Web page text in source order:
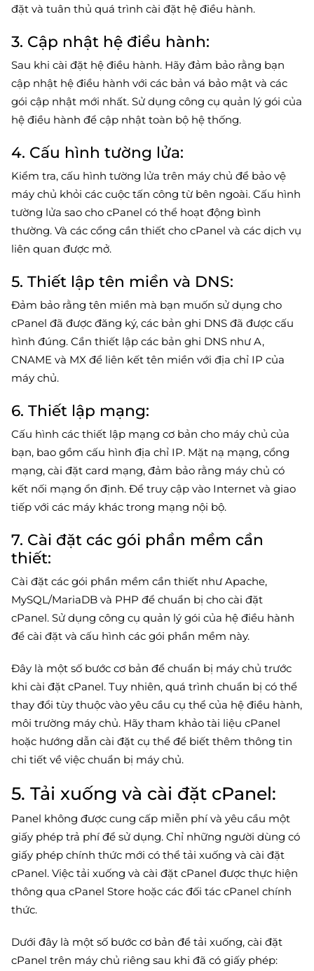
đặt và tuân thủ quá trình cài đặt hệ điều hành.
3. Cập nhật hệ điều hành:
Sau khi cài đặt hệ điều hành. Hãy đảm bảo rằng bạn
cập nhật hệ điều hành với các bản vá bảo mật và các
gói cập nhật mới nhất. Sử dụng công cụ quản lý gói của
hệ điều hành để cập nhật toàn bộ hệ thống.
4. Cấu hình tường lửa:
Kiểm tra, cấu hình tường lửa trên máy chủ để bảo vệ
máy chủ khỏi các cuộc tấn công từ bên ngoài. Cấu hình
tường lửa sao cho cPanel có thể hoạt động bình
thường. Và các cổng cần thiết cho cPanel và các dịch vụ
liên quan được mở.
5. Thiết lập tên miền và DNS:
Đảm bảo rằng tên miền mà bạn muốn sử dụng cho
cPanel đã được đăng ký, các bản ghi DNS đã được cấu
hình đúng. Cần thiết lập các bản ghi DNS như A,
CNAME và MX để liên kết tên miền với địa chỉ IP của
máy chủ.
6. Thiết lập mạng:
Cấu hình các thiết lập mạng cơ bản cho máy chủ của
bạn, bao gồm cấu hình địa chỉ IP. Mặt nạ mạng, cổng
mạng, cài đặt card mạng, đảm bảo rằng máy chủ có
kết nối mạng ổn định. Để truy cập vào Internet và giao
tiếp với các máy khác trong mạng nội bộ.
7. Cài đặt các gói phần mềm cần
thiết:
Cài đặt các gói phần mềm cần thiết như Apache,
MySQL/MariaDB và PHP để chuẩn bị cho cài đặt
cPanel. Sử dụng công cụ quản lý gói của hệ điều hành
để cài đặt và cấu hình các gói phần mềm này.
Đây là một số bước cơ bản để chuẩn bị máy chủ trước
khi cài đặt cPanel. Tuy nhiên, quá trình chuẩn bị có thể
thay đổi tùy thuộc vào yêu cầu cụ thể của hệ điều hành,
môi trường máy chủ. Hãy tham khảo tài liệu cPanel
hoặc hướng dẫn cài đặt cụ thể để biết thêm thông tin
chi tiết về việc chuẩn bị máy chủ.
5. Tải xuống và cài đặt cPanel:
Panel không được cung cấp miễn phí và yêu cầu một
giấy phép trả phí để sử dụng. Chỉ những người dùng có
giấy phép chính thức mới có thể tải xuống và cài đặt
cPanel. Việc tải xuống và cài đặt cPanel được thực hiện
thông qua cPanel Store hoặc các đối tác cPanel chính
thức.
Dưới đây là một số bước cơ bản để tải xuống, cài đặt
cPanel trên máy chủ riêng sau khi đã có giấy phép: